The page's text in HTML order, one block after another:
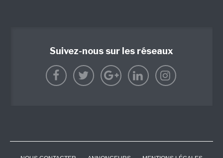
Suivez-nous sur les réseaux